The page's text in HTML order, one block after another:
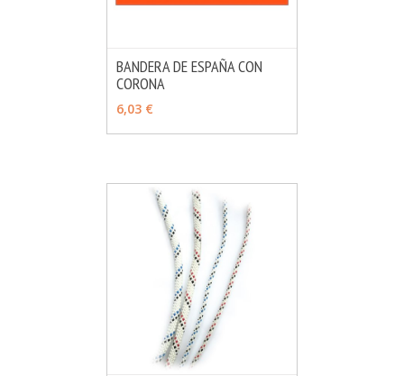
VER OPCIONES
BANDERA DE ESPAÑA CON
CORONA
6,03 €